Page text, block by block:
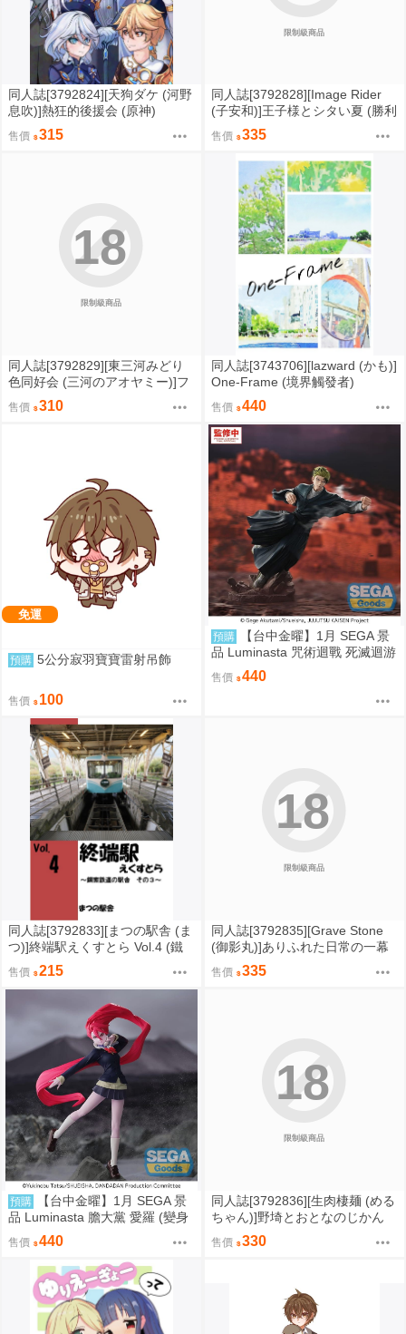
同人誌[3792824][天狗ダケ (河野
息吹)]熱狂的後援会 (原神)
售價 315
限制級商品
同人誌[3792828][Image Rider
(子安和)]王子様とシタい夏 (勝利
女神妮姬)
售價 335
限制級商品
18
同人誌[3792829][東三河みどり
色同好会 (三河のアオヤミー)]フ
ィッシュいんぐオンザベッド (偶
像大師)
售價 310
同人誌[3743706][lazward (かも)]
One-Frame (境界觸發者)
售價 440
免運
預購 5公分寂羽寶寶雷射吊飾
售價 100
預購
【台中金曜】1月 SEGA 景
品 Luminasta 咒術迴戰 死滅迴游
禪院直哉 0901
售價 440
同人誌[3792833][まつの駅舎 (ま
つ)]終端駅えくすとら Vol.4 (鐵
售價 215
限制級商品
18
同人誌[3792835][Grave Stone
(御影丸)]ありふれた日常の一幕
(初音VOICEROID)
售價 335
預購
【台中金曜】1月 SEGA 景
品 Luminasta 膽大黨 愛羅 (變身
版) 0901
售價 440
限制級商品
18
同人誌[3792836][生肉棲麺 (める
ちゃん)]野埼とおとなのじかん
(艦隊收藏)
售價 330